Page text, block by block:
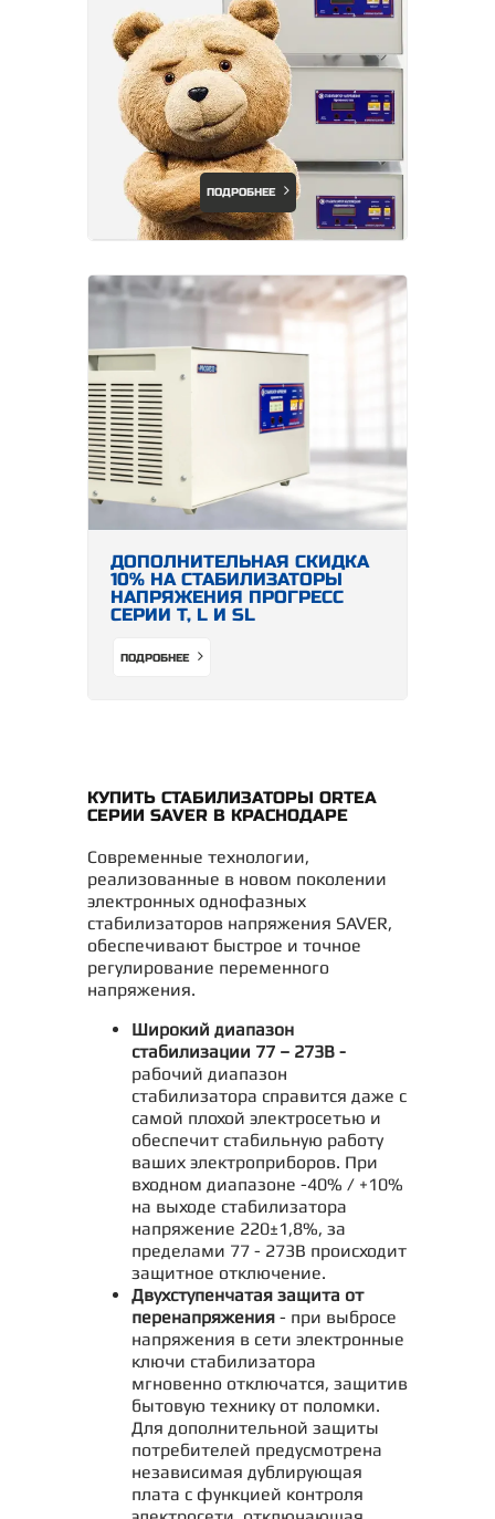
ПОДРОБНЕЕ
ДОПОЛНИТЕЛЬНАЯ СКИДКА
10% НА СТАБИЛИЗАТОРЫ
НАПРЯЖЕНИЯ ПРОГРЕСС
СЕРИИ Т, L И SL
ПОДРОБНЕЕ
КУПИТЬ СТАБИЛИЗАТОРЫ ORTEA
СЕРИИ SAVER В КРАСНОДАРЕ
Современные технологии,
реализованные в новом поколении
электронных однофазных
стабилизаторов напряжения SAVER,
обеспечивают быстрое и точное
регулирование переменного
напряжения.
Широкий диапазон
стабилизации 77 – 273В -
рабочий диапазон
стабилизатора справится даже с
самой плохой электросетью и
обеспечит стабильную работу
ваших электроприборов. При
входном диапазоне -40% / +10%
на выходе стабилизатора
напряжение 220±1,8%, за
пределами 77 - 273В происходит
защитное отключение.
Двухступенчатая защита от
перенапряжения - при выбросе
напряжения в сети электронные
ключи стабилизатора
мгновенно отключатся, защитив
бытовую технику от поломки.
Для дополнительной защиты
потребителей предусмотрена
независимая дублирующая
плата с функцией контроля